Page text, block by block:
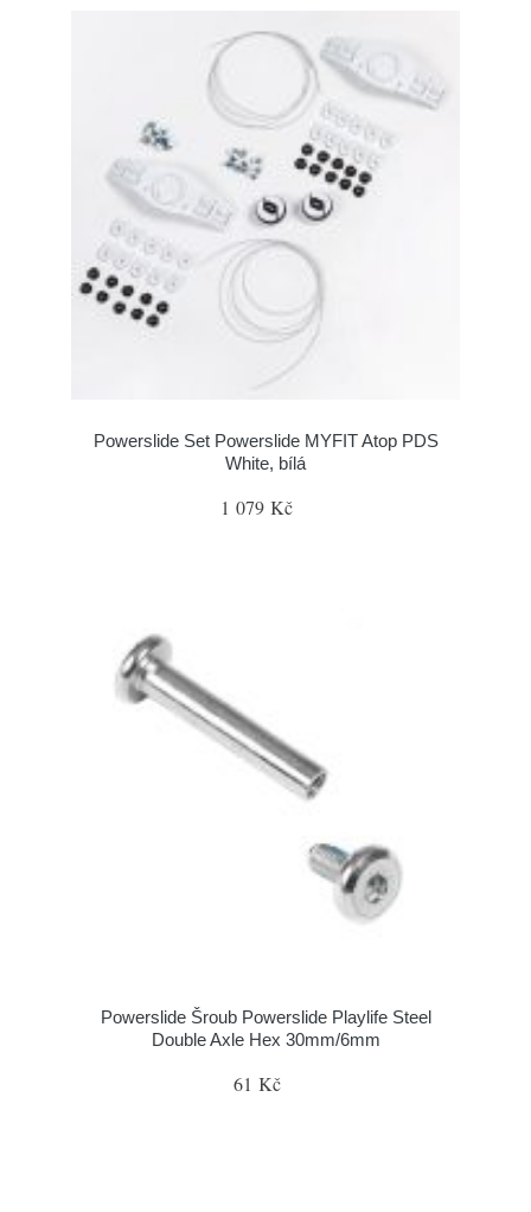
Powerslide Set Powerslide MYFIT Atop PDS
White, bílá
1 079 Kč
Powerslide Šroub Powerslide Playlife Steel
Double Axle Hex 30mm/6mm
61 Kč